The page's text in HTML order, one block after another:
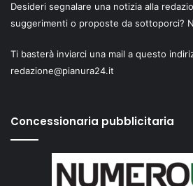
Desideri segnalare una notizia alla
suggerimenti o proposte da sottoporci?
Ti basterà inviarci una mail a questo
redazione@pianura24.it
Concessionaria pubblicitaria